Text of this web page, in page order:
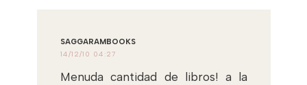
SAGGARAMBOOKS
14/12/10 04:27
Menuda cantidad de libros! a la